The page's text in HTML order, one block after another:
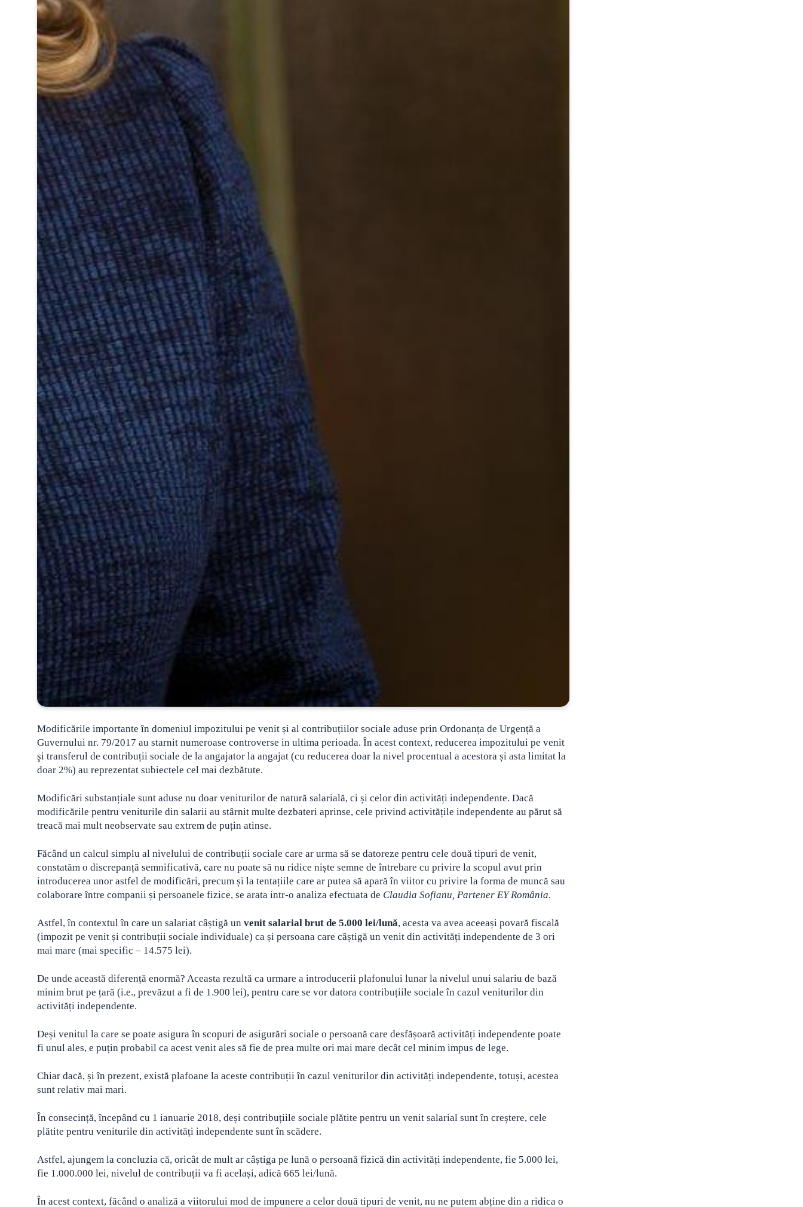
Modificările importante în domeniul impozitului pe venit și al contribuțiilor sociale aduse prin Ordonanța de Urgență a
Guvernului nr. 79/2017 au starnit numeroase controverse in ultima perioada. În acest context, reducerea impozitului pe venit
şi transferul de contribuții sociale de la angajator la angajat (cu reducerea doar la nivel procentual a acestora și asta limitat la
doar 2%) au reprezentat subiectele cel mai dezbătute.
Modificări substanțiale sunt aduse nu doar veniturilor de natură salarială, ci și celor din activități independente. Dacă
modificările pentru veniturile din salarii au stârnit multe dezbateri aprinse, cele privind activitățile independente au părut să
treacă mai mult neobservate sau extrem de puțin atinse.
Făcând un calcul simplu al nivelului de contribuții sociale care ar urma să se datoreze pentru cele două tipuri de venit,
constatăm o discrepanță semnificativă, care nu poate să nu ridice niște semne de întrebare cu privire la scopul avut prin
introducerea unor astfel de modificări, precum și la tentațiile care ar putea să apară în viitor cu privire la forma de muncă sau
colaborare între companii și persoanele fizice, se arata intr-o analiza efectuata de Claudia Sofianu, Partener EY România.
Astfel, în contextul în care un salariat câștigă un venit salarial brut de 5.000 lei/lună, acesta va avea aceeași povară fiscală
(impozit pe venit și contribuții sociale individuale) ca și persoana care câștigă un venit din activități independente de 3 ori
mai mare (mai specific – 14.575 lei).
De unde această diferență enormă? Aceasta rezultă ca urmare a introducerii plafonului lunar la nivelul unui salariu de bază
minim brut pe țară (i.e., prevăzut a fi de 1.900 lei), pentru care se vor datora contribuțiile sociale în cazul veniturilor din
activități independente.
Deși venitul la care se poate asigura în scopuri de asigurări sociale o persoană care desfășoară activități independente poate
fi unul ales, e puțin probabil ca acest venit ales să fie de prea multe ori mai mare decât cel minim impus de lege.
Chiar dacă, și în prezent, există plafoane la aceste contribuții în cazul veniturilor din activități independente, totuși, acestea
sunt relativ mai mari.
În consecință, începând cu 1 ianuarie 2018, deși contribuțiile sociale plătite pentru un venit salarial sunt în creștere, cele
plătite pentru veniturile din activități independente sunt în scădere.
Astfel, ajungem la concluzia că, oricât de mult ar câștiga pe lună o persoană fizică din activități independente, fie 5.000 lei,
fie 1.000.000 lei, nivelul de contribuții va fi același, adică 665 lei/lună.
În acest context, făcând o analiză a viitorului mod de impunere a celor două tipuri de venit, nu ne putem abține din a ridica o